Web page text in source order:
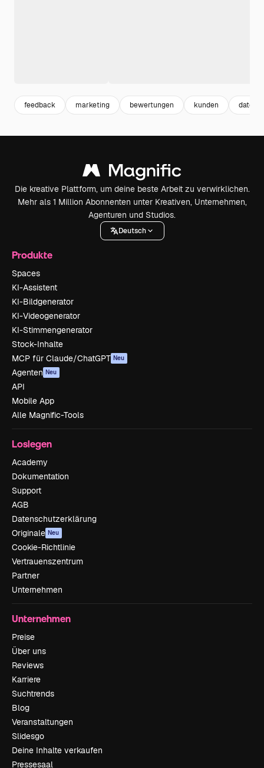
feedback marketing bewertungen kunden daten
Die kreative Plattform, um deine beste Arbeit zu verwirklichen.
Mehr als 1 Million Abonnenten unter Kreativen, Unternehmen,
Agenturen und Studios.
Deutsch
Produkte
Spaces
KI-Assistent
KI-Bildgenerator
KI-Videogenerator
KI-Stimmengenerator
Stock-Inhalte
MCP für Claude/ChatGPT Neu
Agenten Neu
API
Mobile App
Alle Magnific-Tools
Loslegen
Academy
Dokumentation
Support
AGB
Datenschutzerklärung
Originale Neu
Cookie-Richtlinie
Vertrauenszentrum
Partner
Unternehmen
Unternehmen
Preise
Über uns
Reviews
Karriere
Suchtrends
Blog
Veranstaltungen
Slidesgo
Deine Inhalte verkaufen
Pressesaal